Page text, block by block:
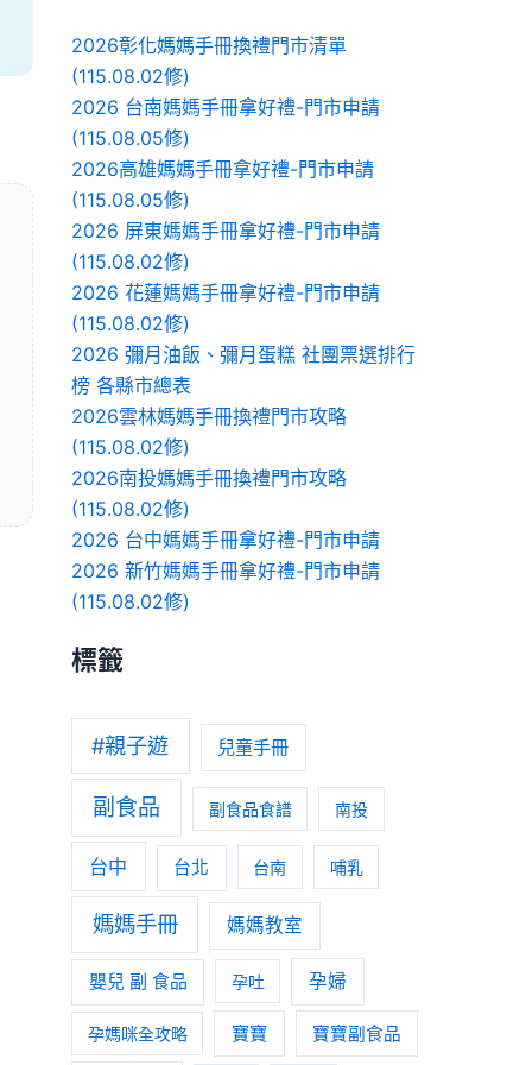
2026彰化媽媽手冊換禮門市清單
(115.08.02修)
2026 台南媽媽手冊拿好禮-門市申請
(115.08.05修)
2026高雄媽媽手冊拿好禮-門市申請
(115.08.05修)
2026 屏東媽媽手冊拿好禮-門市申請
(115.08.02修)
2026 花蓮媽媽手冊拿好禮-門市申請
(115.08.02修)
2026 彌月油飯、彌月蛋糕 社團票選排行
榜 各縣市總表
2026雲林媽媽手冊換禮門市攻略
(115.08.02修)
2026南投媽媽手冊換禮門市攻略
(115.08.02修)
2026 台中媽媽手冊拿好禮-門市申請
2026 新竹媽媽手冊拿好禮-門市申請
(115.08.02修)
標籤
#親子遊 兒童手冊
副食品 副食品食譜 南投
台中 台北 台南 哺乳
媽媽手冊 媽媽教室
嬰兒 副 食品 孕吐 孕婦
孕媽咪全攻略 寶寶 寶寶副食品